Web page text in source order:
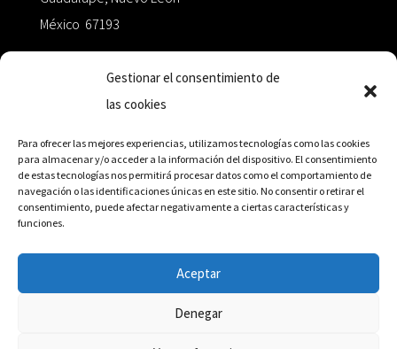
Gestionar el consentimiento de
las cookies
Para ofrecer las mejores experiencias, utilizamos tecnologías como las cookies
para almacenar y/o acceder a la información del dispositivo. El consentimiento
de estas tecnologías nos permitirá procesar datos como el comportamiento de
navegación o las identificaciones únicas en este sitio. No consentir o retirar el
consentimiento, puede afectar negativamente a ciertas características y
funciones.
Aceptar
Denegar
México 67193
+52 811.499.5638
RED DE DISTRIBUCIÓN